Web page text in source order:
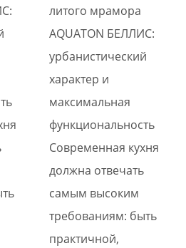
литого мрамора
AQUATON БЕЛЛИС:
урбанистический
характер и
максимальная
функциональность
Современная кухня
должна отвечать
самым высоким
требованиям: быть
практичной,